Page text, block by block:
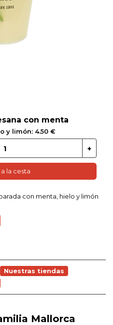
con menta
y limón: 4.50 €
la cesta
con menta, hielo y limón
Nuestras tiendas
Mallorca